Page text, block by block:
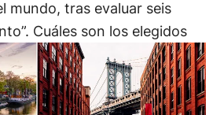
mundo, tras evaluar seis
Cuáles son los elegidos